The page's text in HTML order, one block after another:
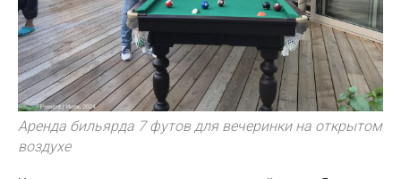
Аренда бильярда 7 футов для вечеринки на открытом
воздухе